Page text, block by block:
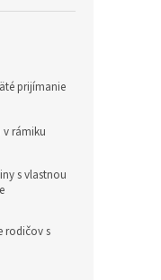
prijímanie
v rámiku
s vlastnou
rodičov s